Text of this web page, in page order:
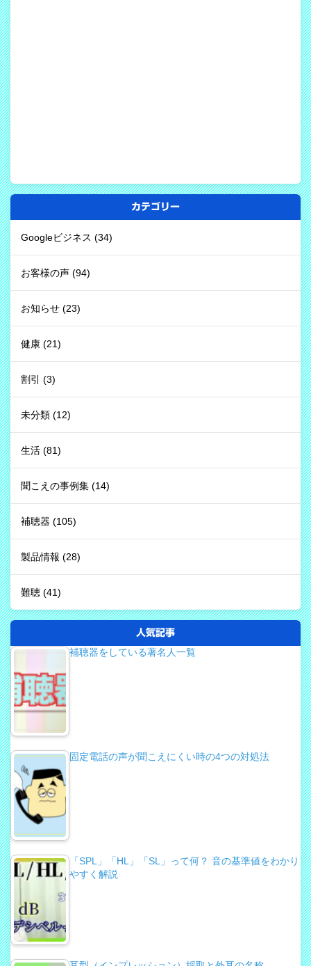
カテゴリー
Googleビジネス (34)
お客様の声 (94)
お知らせ (23)
健康 (21)
割引 (3)
未分類 (12)
生活 (81)
聞こえの事例集 (14)
補聴器 (105)
製品情報 (28)
難聴 (41)
人気記事
補聴器をしている著名人一覧
固定電話の声が聞こえにくい時の4つの対処法
「SPL」「HL」「SL」って何？ 音の基準値をわかり
やすく解説